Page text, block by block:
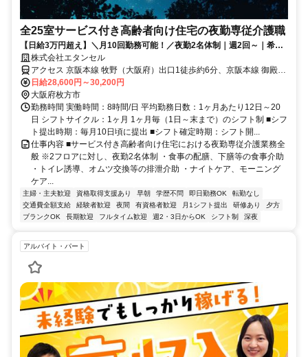
全25室サービス付き高齢者向け住宅の夜勤専従介護職
【日給3万円超え】＼月10回勤務可能！／夜勤2名体制｜週2回～｜希望
休相談OK｜少人数制で綺麗な施設♪
株式会社エタンセル
アクセス 京阪本線 牧野（大阪府）出口1徒歩約6分、京阪本線 御殿山
西改札口徒歩約31分、京阪本線 樟葉徒歩約33分 【勤務地最寄駅】京
阪本線「牧野」駅より徒歩8分
日給28,600円～30,200円
大阪府枚方市
勤務時間 実働時間：8時間/日 平均勤務日数：1ヶ月あたり12日～20
日 シフトサイクル：1ヶ月 1ヶ月毎（1日～末まで）のシフト制 ■シフ
ト提出時期：毎月10日頃に提出 ■シフト確定時期：シフト開...
仕事内容 ■サービス付き高齢者向け住宅における夜勤専従介護業務全
般 ※2フロアに対し、夜勤2名体制 ・食事の配膳、下膳等の食事介助
・トイレ誘導、オムツ交換等の排泄介助 ・ナイトケア、モーニング
ケア...
主婦・主夫歓迎 資格取得支援あり 早朝 学歴不問 即日勤務OK
転勤なし
交通費全額支給
経験者歓迎 夜間 有資格者歓迎 月1シフト提出 研修あり
夕方
ブランクOK
長期歓迎 フルタイム歓迎 週2・3日からOK シフト制 深夜
アルバイト・パート